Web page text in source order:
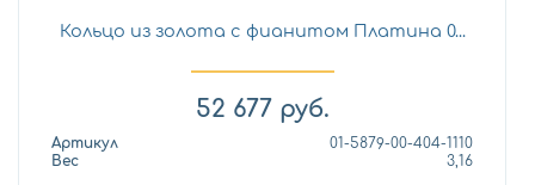
Кольцо из золота с фианитом Платина 0...
52 677 руб.
Артикул
01-5879-00-404-1110
Вес
3,16